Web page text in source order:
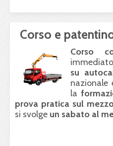
Corso e
Corso
su
nazionale
la
prova pratica sul
si svolge un sabato al